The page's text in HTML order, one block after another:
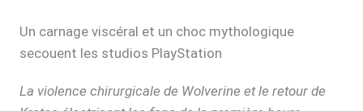
Un carnage viscéral et un choc mythologique
secouent les studios PlayStation
La violence chirurgicale de Wolverine et le retour de